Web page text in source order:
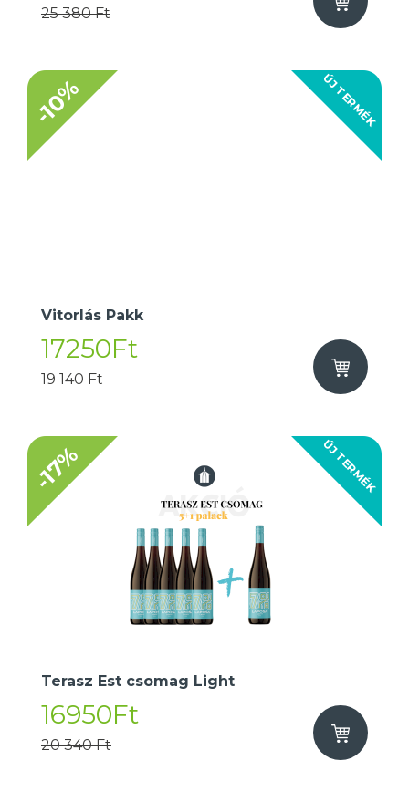
25 380 Ft
ÚJ TERMÉK
-10%
Vitorlás Pakk
17250Ft
19 140 Ft
ÚJ TERMÉK
-17%
Terasz Est csomag Light
16950Ft
20 340 Ft